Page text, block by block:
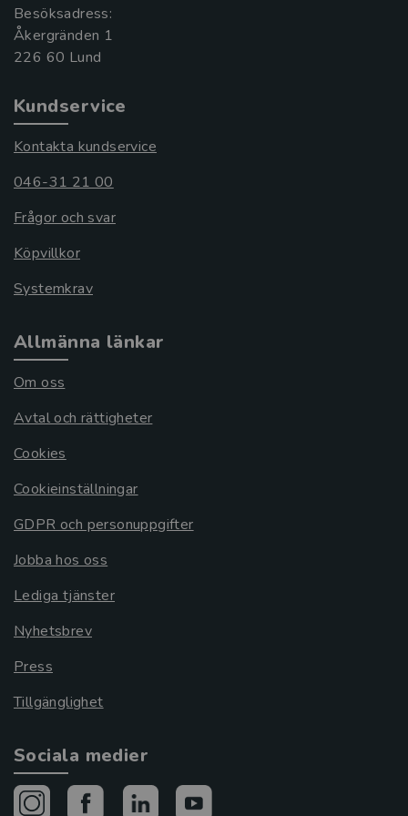
Besöksadress:
Åkergränden 1
Kundservice
Kontakta kundservice
046-31 21 00
Frågor och svar
Köpvillkor
Systemkrav
Allmänna länkar
Om oss
Avtal och rättigheter
Cookies
Cookieinställningar
GDPR och personuppgifter
Jobba hos oss
Lediga tjänster
Nyhetsbrev
Press
Tillgänglighet
Sociala medier